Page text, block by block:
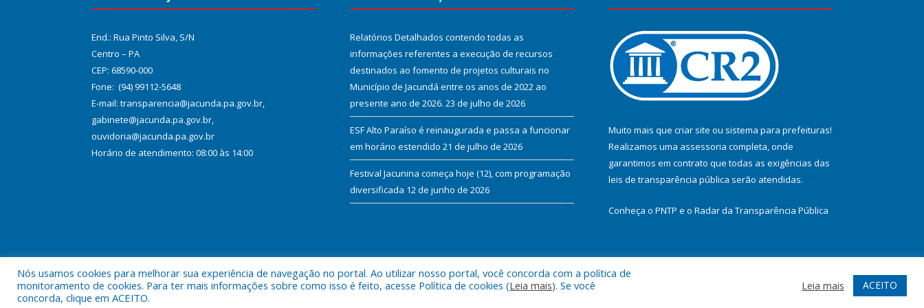
End.: Rua Pinto Silva, S/N
Centro – PA
CEP: 68590-000
Fone: (94) 99112-5648
E-mail: transparencia@jacunda.pa.gov.br,
gabinete@jacunda.pa.gov.br,
ouvidoria@jacunda.pa.gov.br
Horário de atendimento: 08:00 às 14:00
Relatórios Detalhados contendo todas as
informações referentes a execução de recursos
destinados ao fomento de projetos culturais no
Município de Jacundá entre os anos de 2022 ao
presente ano de 2026. 23 de julho de 2026
ESF Alto Paraíso é reinaugurada e passa a funcionar
em horário estendido 21 de julho de 2026
Festival Jacunina começa hoje (12), com programação
diversificada 12 de junho de 2026
Muito mais que criar site ou sistema para prefeituras!
Realizamos uma assessoria completa, onde
garantimos em contrato que todas as exigências das
leis de transparência pública serão atendidas.
Conheça o PNTP e o Radar da Transparência Pública
Todos os direitos reservados a Prefeitura Municipal de Jacundá. Mapa do Site Acessar Webmail
Nós usamos cookies para melhorar sua experiência de navegação no portal. Ao utilizar nosso portal, você concorda com a política de
monitoramento de cookies. Para ter mais informações sobre como isso é feito, acesse Política de cookies (Leia mais). Se você
concorda, clique em ACEITO.
Leia mais ACEITO